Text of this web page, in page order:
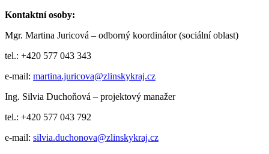
Kontaktní osoby:
Mgr. Martina Juricová – odborný koordinátor (sociální oblast)
tel.: +420 577 043 343
e-mail: martina.juricova@zlinskykraj.cz
Ing. Silvia Duchoňová – projektový manažer
tel.: +420 577 043 792
e-mail: silvia.duchonova@zlinskykraj.cz